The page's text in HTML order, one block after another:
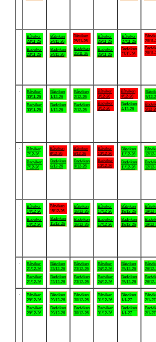
Båtviken
23/11-26
Badviken
23/11-26
Båtviken
24/11-26
Badviken
24/11-26
Båtviken
25/11-26
Badviken
25/11-26
Båtviken
26/11-26
Badviken
26/11-26
Båtviken
27/11-26
Badviken
27/11-26
28/11-
28/11-
Båtviken
30/11-26
Badviken
30/11-26
Båtviken
1/12-26
Badviken
1/12-26
Båtviken
2/12-26
Badviken
2/12-26
Båtviken
3/12-26
Badviken
3/12-26
Båtviken
4/12-26
Badviken
4/12-26
5/12-
5/12-
Båtviken
7/12-26
Badviken
7/12-26
Båtviken
8/12-26
Badviken
8/12-26
Båtviken
9/12-26
Badviken
9/12-26
Båtviken
10/12-26
Badviken
10/12-26
Båtviken
11/12-26
Badviken
11/12-26
12/
12/
Båtviken
14/12-26
Badviken
14/12-26
Båtviken
15/12-26
Badviken
15/12-26
Båtviken
16/12-26
Badviken
16/12-26
Båtviken
17/12-26
Badviken
17/12-26
Båtviken
18/12-26
Badviken
18/12-26
19/
19/
Båtviken
21/12-26
Badviken
21/12-26
Båtviken
22/12-26
Badviken
22/12-26
Båtviken
23/12-26
Badviken
23/12-26
Båtviken
24/12-26
Badviken
24/12-26
Båtviken
25/12-26
Badviken
25/12-26
26/
26/
Båtviken
28/12-26
Badviken
28/12-26
Båtviken
29/12-26
Badviken
29/12-26
Båtviken
30/12-26
Badviken
30/12-26
Båtviken
31/12-26
Badviken
31/12-26
Båtviken
1/1-27
Badviken
1/1-27
2/1-27
2/1-27